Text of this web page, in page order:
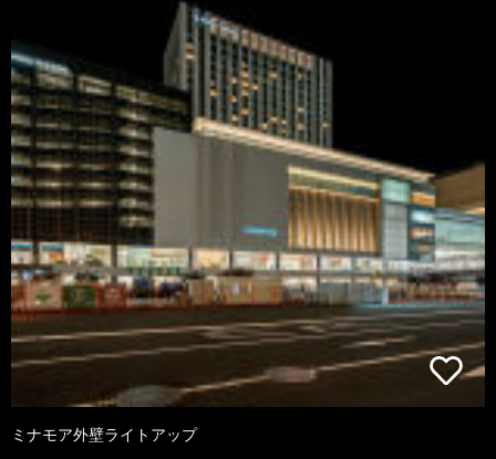
ミナモア外壁ライトアップ